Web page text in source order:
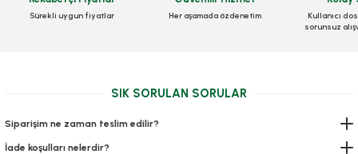
Sepete Ekle Sepete Ekle
Sürekli uygun fiyatlar Her aşamada özdenetim
Kullanıcı
sorunsuz
SIK SORULAN SORULAR
Siparişim ne zaman teslim edilir?
İade koşulları nelerdir?